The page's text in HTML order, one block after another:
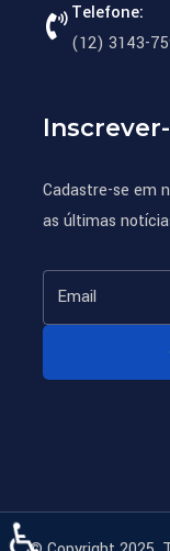
Telefone:
(12) 3143-
Cadastre-se em
as últimas